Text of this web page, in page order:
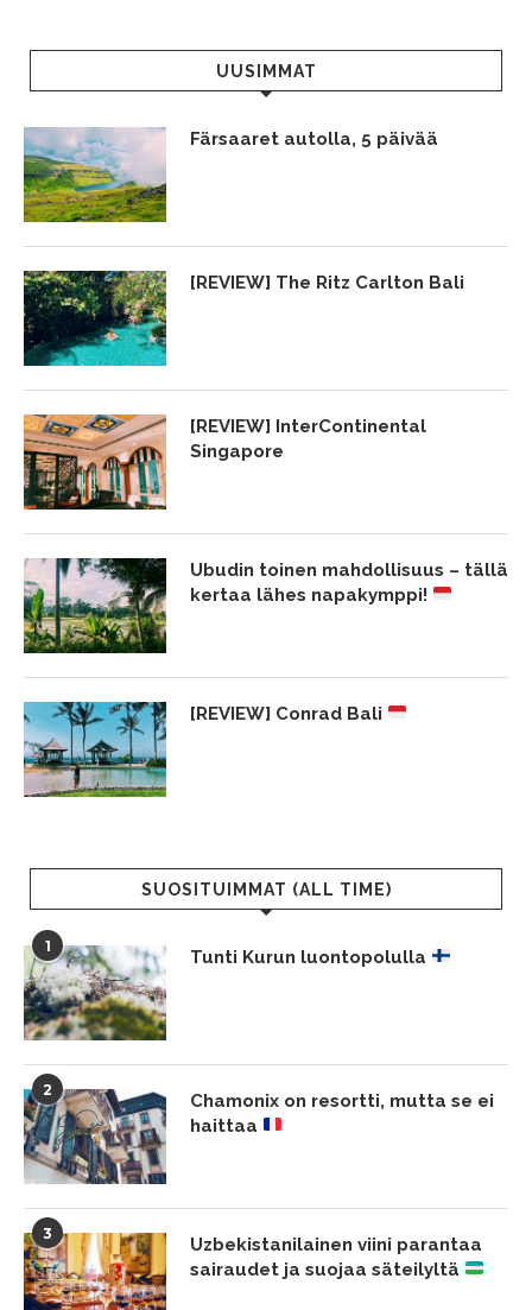
UUSIMMAT
Färsaaret autolla, 5 päivää
[REVIEW] The Ritz Carlton Bali
[REVIEW] InterContinental
Singapore
Ubudin toinen mahdollisuus – tällä
kertaa lähes napakymppi!
[REVIEW] Conrad Bali
SUOSITUIMMAT (ALL TIME)
1
Tunti Kurun luontopolulla
2
Chamonix on resortti, mutta se ei
haittaa
3
Uzbekistanilainen viini parantaa
sairaudet ja suojaa säteilyltä